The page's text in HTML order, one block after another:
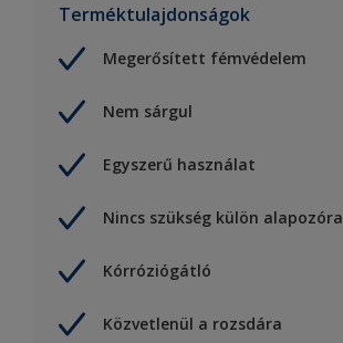
Terméktulajdonságok
Megerősített fémvédelem
Nem sárgul
Egyszerű használat
Nincs szükség külön alapozóra
Kórróziógátló
Közvetlenül a rozsdára